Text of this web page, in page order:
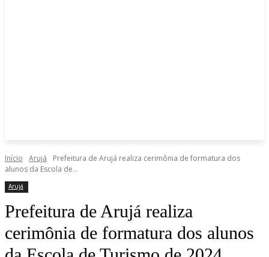
Início Arujá
Prefeitura de Arujá realiza cerimônia de formatura dos
alunos da Escola de...
Arujá
Prefeitura de Arujá realiza
cerimônia de formatura dos alunos